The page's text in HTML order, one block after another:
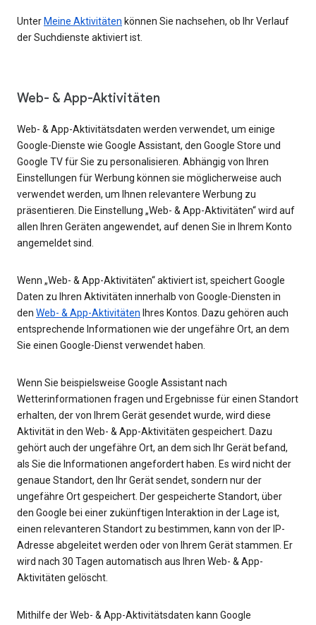
Unter Meine Aktivitäten können Sie nachsehen, ob Ihr Verlauf
der Suchdienste aktiviert ist.
Web- & App-Aktivitäten
Web- & App-Aktivitätsdaten werden verwendet, um einige
Google-Dienste wie Google Assistant, den Google Store und
Google TV für Sie zu personalisieren. Abhängig von Ihren
Einstellungen für Werbung können sie möglicherweise auch
verwendet werden, um Ihnen relevantere Werbung zu
präsentieren. Die Einstellung „Web- & App-Aktivitäten“ wird auf
allen Ihren Geräten angewendet, auf denen Sie in Ihrem Konto
angemeldet sind.
Wenn „Web- & App-Aktivitäten“ aktiviert ist, speichert Google
Daten zu Ihren Aktivitäten innerhalb von Google-Diensten in
den Web- & App-Aktivitäten Ihres Kontos. Dazu gehören auch
entsprechende Informationen wie der ungefähre Ort, an dem
Sie einen Google-Dienst verwendet haben.
Wenn Sie beispielsweise Google Assistant nach
Wetterinformationen fragen und Ergebnisse für einen Standort
erhalten, der von Ihrem Gerät gesendet wurde, wird diese
Aktivität in den Web- & App-Aktivitäten gespeichert. Dazu
gehört auch der ungefähre Ort, an dem sich Ihr Gerät befand,
als Sie die Informationen angefordert haben. Es wird nicht der
genaue Standort, den Ihr Gerät sendet, sondern nur der
ungefähre Ort gespeichert. Der gespeicherte Standort, über
den Google bei einer zukünftigen Interaktion in der Lage ist,
einen relevanteren Standort zu bestimmen, kann von der IP-
Adresse abgeleitet werden oder von Ihrem Gerät stammen. Er
wird nach 30 Tagen automatisch aus Ihren Web- & App-
Aktivitäten gelöscht.
Mithilfe der Web- & App-Aktivitätsdaten kann Google